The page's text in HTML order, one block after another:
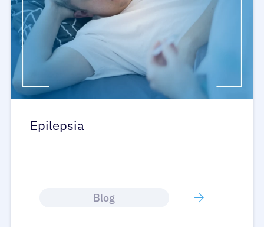
Epilepsia
Blog